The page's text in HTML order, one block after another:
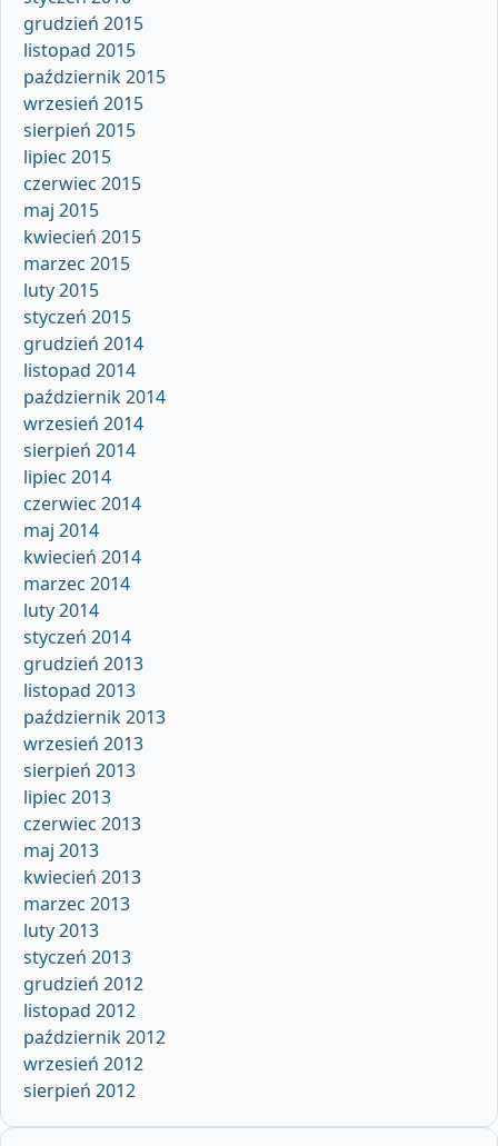
grudzień 2015
listopad 2015
październik 2015
wrzesień 2015
sierpień 2015
lipiec 2015
czerwiec 2015
maj 2015
kwiecień 2015
marzec 2015
luty 2015
styczeń 2015
grudzień 2014
listopad 2014
październik 2014
wrzesień 2014
sierpień 2014
lipiec 2014
czerwiec 2014
maj 2014
kwiecień 2014
marzec 2014
luty 2014
styczeń 2014
grudzień 2013
listopad 2013
październik 2013
wrzesień 2013
sierpień 2013
lipiec 2013
czerwiec 2013
maj 2013
kwiecień 2013
marzec 2013
luty 2013
styczeń 2013
grudzień 2012
listopad 2012
październik 2012
wrzesień 2012
sierpień 2012